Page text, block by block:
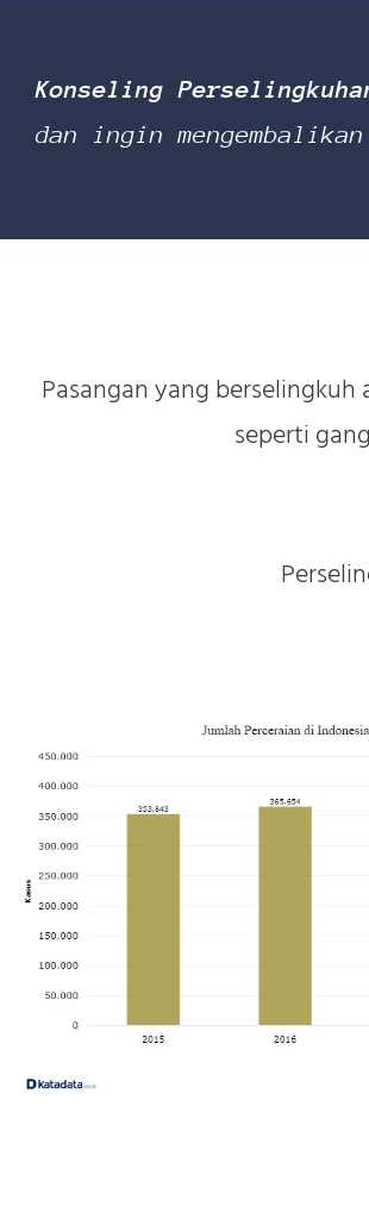
Konseling
dan ingin
Pasangan yang
seperti